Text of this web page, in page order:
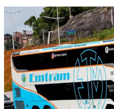
Digite
seu
e-
mail